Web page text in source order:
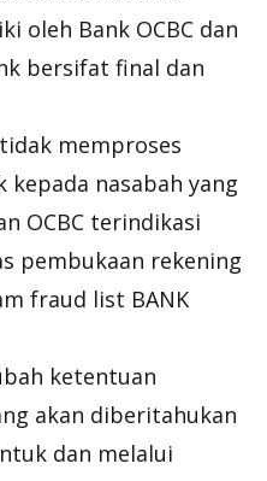
oleh Bank OCBC dan
bersifat final dan
memproses
kepada nasabah yang
OCBC terindikasi
pembukaan rekening
fraud list BANK
ketentuan
akan diberitahukan
dan melalui